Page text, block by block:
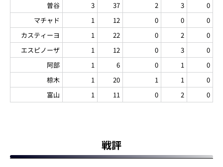
曽谷 3 37 2 3
0
マチャド
1 12 0 0
0
カスティーヨ
1 22 0 2
0
エスピノーザ
1 12 0 3
0
阿部
1 6 0 1
0
椋木
1 20 1 1
0
富山
1 11 0 2 0
戦評